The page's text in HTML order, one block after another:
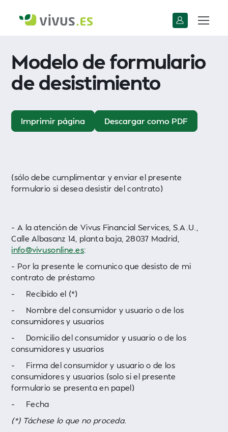
Modelo de formulario
de desistimiento
Imprimir página Descargar como PDF
(sólo debe cumplimentar y enviar el presente
formulario si desea desistir del contrato)
– A la atención de Vivus Financial Services, S.A.U.,
Calle Albasanz 14, planta baja, 28037 Madrid,
info@vivusonline.es:
– Por la presente le comunico que desisto de mi
contrato de préstamo
– Recibido el (*)
– Nombre del consumidor y usuario o de los
consumidores y usuarios
– Domicilio del consumidor y usuario o de los
consumidores y usuarios
– Firma del consumidor y usuario o de los
consumidores y usuarios (solo si el presente
formulario se presenta en papel)
– Fecha
(*) Táchese lo que no proceda.